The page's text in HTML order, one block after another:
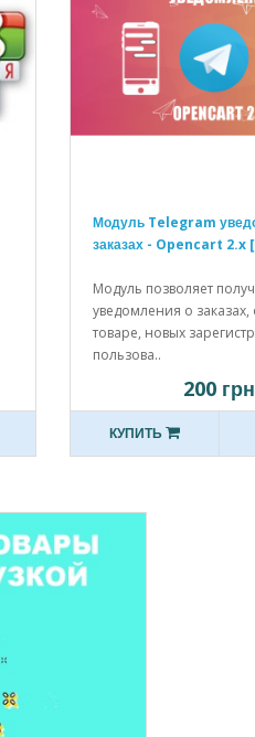
Модуль Telegram
заказах - Opencart 2.x
Модуль позволяет
уведомления о заказах,
товаре, новых
пользова..
200 грн
КУПИТЬ